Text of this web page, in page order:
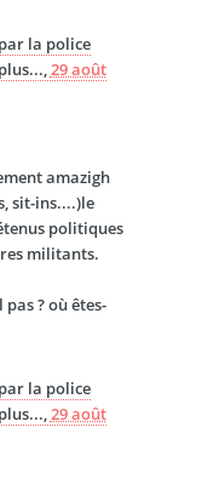
la police
29 août
amazigh
sit-ins....)le
politiques
militants.
? où êtes-
la police
29 août